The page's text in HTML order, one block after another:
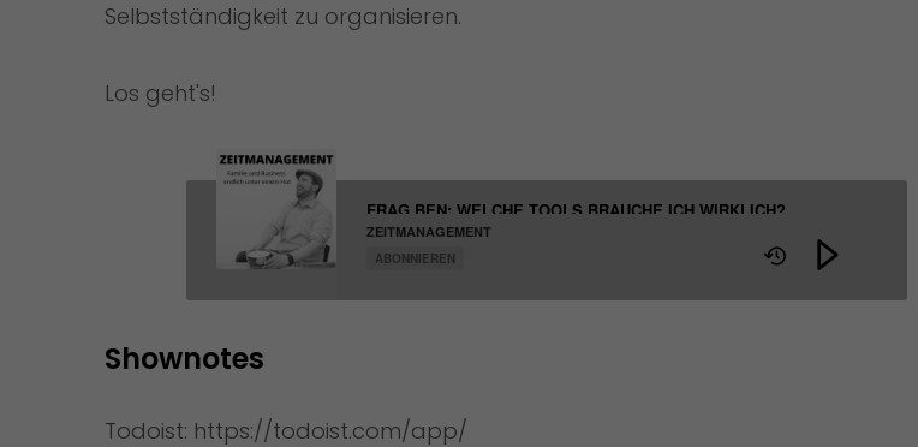
Selbstständigkeit zu organisieren.
Los geht's!
ZEITMANAGEMENT
ABONNIEREN
FRAG BEN: WELCHE TOOLS BRAUCHE ICH WIRKLICH?
Shownotes
Todoist: https://todoist.com/app/